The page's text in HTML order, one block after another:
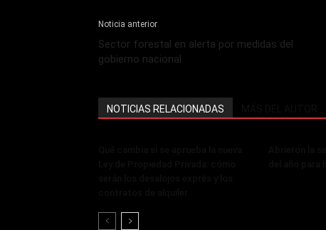
Noticia anterior
Sector forestal en alerta por medidas del
gobierno nacional
NOTICIAS RELACIONADAS